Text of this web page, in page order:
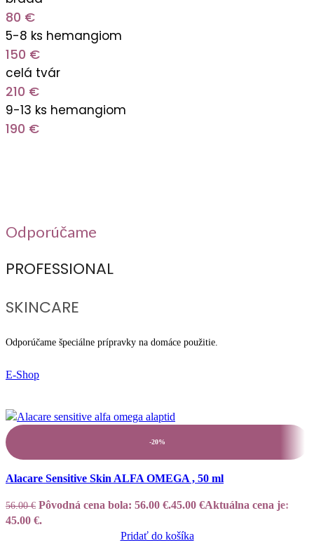
80 €
5-8 ks hemangiom
150 €
celá tvár
210 €
9-13 ks hemangiom
190 €
Odporúčame
PROFESSIONAL
SKINCARE
Odporúčame špeciálne prípravky na domáce použitie.
E-Shop
-20%
Alacare Sensitive Skin ALFA OMEGA , 50 ml
56.00€ Pôvodná cena bola: 56.00 €.45.00 €Aktuálna cena je:
45.00 €.
Pridať do košíka